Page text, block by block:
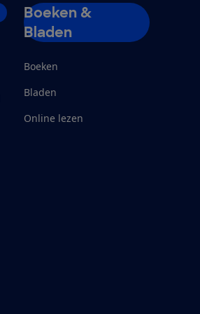
Boeken &
Bladen
Boeken
Bladen
Online lezen